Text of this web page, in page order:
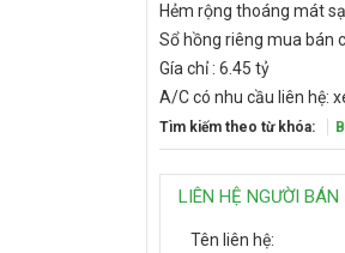
Hẻm rộng thoáng mát
Sổ hồng riêng mua bán
Gía chỉ : 6.45 tỷ
A/C có nhu cầu liên hệ:
Tìm kiếm theo từ khóa:
LIÊN HỆ NGƯỜI BÁN
Tên liên hệ: